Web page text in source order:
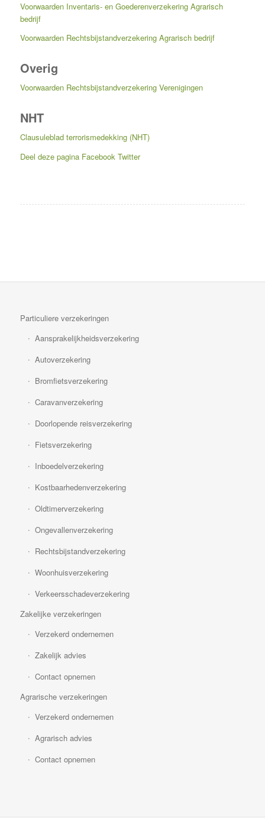
Voorwaarden Inventaris- en Goederenverzekering Agrarisch
bedrijf
Voorwaarden Rechtsbijstandverzekering Agrarisch bedrijf
Overig
Voorwaarden Rechtsbijstandverzekering Verenigingen
NHT
Clausuleblad terrorismedekking (NHT)
Deel deze pagina Facebook Twitter
Particuliere verzekeringen
Aansprakelijkheidsverzekering
Autoverzekering
Bromfietsverzekering
Caravanverzekering
Doorlopende reisverzekering
Fietsverzekering
Inboedelverzekering
Kostbaarhedenverzekering
Oldtimerverzekering
Ongevallenverzekering
Rechtsbijstandverzekering
Woonhuisverzekering
Verkeersschadeverzekering
Zakelijke verzekeringen
Verzekerd ondernemen
Zakelijk advies
Contact opnemen
Agrarische verzekeringen
Verzekerd ondernemen
Agrarisch advies
Contact opnemen